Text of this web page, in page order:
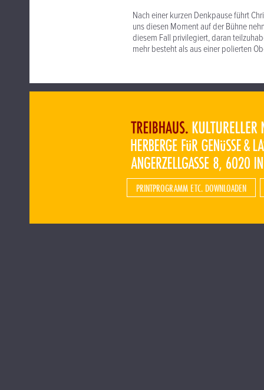
Nach einer kurzen Denkpause führt
uns diesen Moment auf der Bühne
diesem Fall privilegiert, daran
mehr besteht als aus einer polierten
PRINTPROGRAMM ETC. DOWNLOADEN